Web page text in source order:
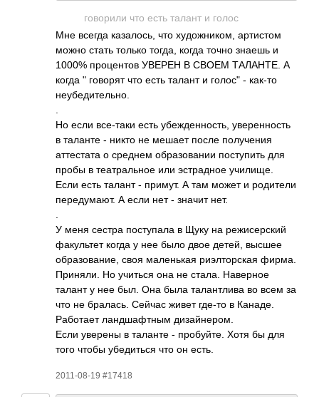
гово­рили что есть талант и голос
Мне всегда каза­лось, что худо­жник­ом, арти­стом
можно стать только тогда, когда точно знаешь и
1000% проц­ентов УВЕРЕН В СВОЕМ ТАЛА­НТЕ. А
когда " говорят что есть талант и голос" - как-то
неуб­едит­ельно.
.
Но если все-­таки есть убеж­денн­ость, увер­енно­сть
в таланте - никто не мешает после полу­чения
атте­стата о среднем обра­зова­нии пост­упить для
пробы в теат­раль­ное или эстр­адное учил­ище.
Если есть талант - примут. А там может и роди­тели
пере­дума­ют. А если нет - значит нет.
.
У меня сестра пост­упала в Щуку на режи­серс­кий
факу­льтет когда у нее было двое детей, высшее
обра­зова­ние, своя мале­нькая риэл­торс­кая фирма.
Прин­яли. Но учиться она не стала. Наве­рное
талант у нее был. Она была тала­нтлива во всем за
что не брал­ась. Сейчас живет где-то в Канаде.
Рабо­тает ланд­шафт­ным диза­йнер­ом.
Если уверены в таланте - проб­уйте. Хотя бы для
того чтобы убед­иться что он есть.
2011-08-19 #17418